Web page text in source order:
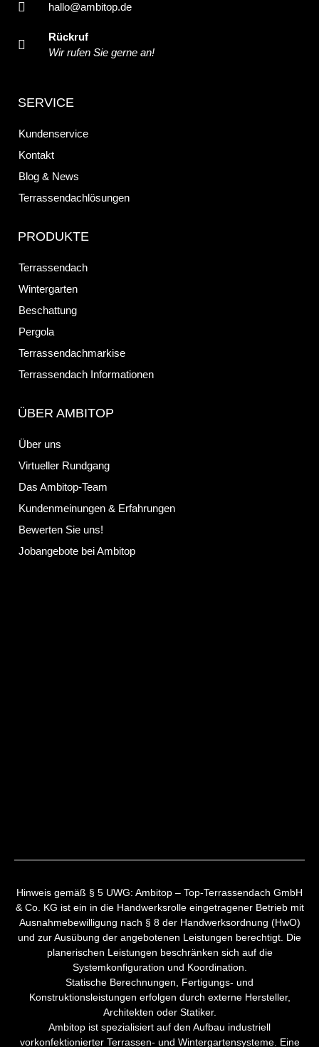
hallo@ambitop.de
Rückruf
Wir rufen Sie gerne an!
SERVICE
Kundenservice
Kontakt
Blog & News
Terrassendachlösungen
PRODUKTE
Terrassendach
Wintergarten
Beschattung
Pergola
Terrassendachmarkise
Terrassendach Informationen
ÜBER AMBITOP
Über uns
Virtueller Rundgang
Das Ambitop-Team
Kundenmeinungen & Erfahrungen
Bewerten Sie uns!
Jobangebote bei Ambitop
Hinweis gemäß § 5 UWG: Ambitop – Top-Terrassendach GmbH
& Co. KG ist ein in die Handwerksrolle eingetragener Betrieb mit
Ausnahmebewilligung nach § 8 der Handwerksordnung (HwO)
und zur Ausübung der angebotenen Leistungen berechtigt. Die
planerischen Leistungen beschränken sich auf die
Systemkonfiguration und Koordination.
Statische Berechnungen, Fertigungs- und
Konstruktionsleistungen erfolgen durch externe Hersteller,
Architekten oder Statiker.
Ambitop ist spezialisiert auf den Aufbau industriell
vorkonfektionierter Terrassen- und Wintergartensysteme. Eine